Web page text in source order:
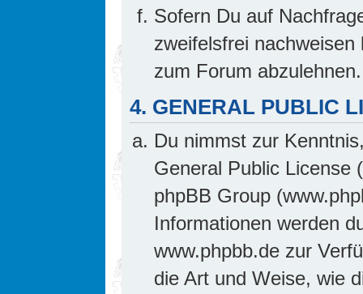
Sofern Du auf
zweifelsfrei
zum Forum abzulehnen.
4. GENERAL PUBLIC
Du nimmst zur
General Public License
phpBB Group
Informationen werden
www.phpbb.de zur
die Art und Weise, wie